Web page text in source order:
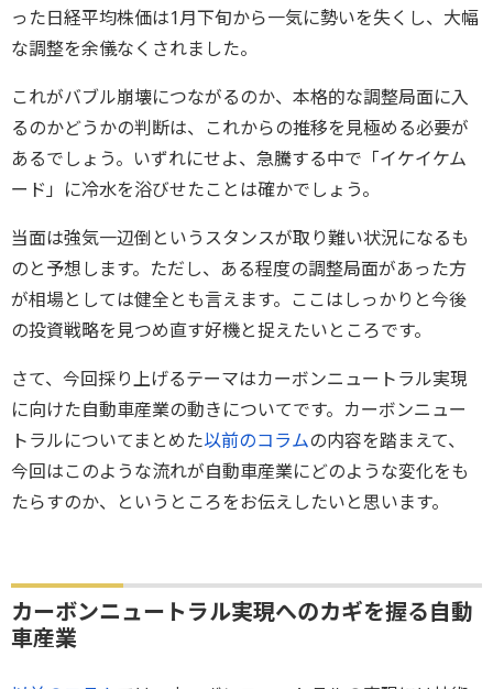
った日経平均株価は1月下旬から一気に勢いを失くし、大幅
な調整を余儀なくされました。
これがバブル崩壊につながるのか、本格的な調整局面に入
るのかどうかの判断は、これからの推移を見極める必要が
あるでしょう。いずれにせよ、急騰する中で「イケイケム
ード」に冷水を浴びせたことは確かでしょう。
当面は強気一辺倒というスタンスが取り難い状況になるも
のと予想します。ただし、ある程度の調整局面があった方
が相場としては健全とも言えます。ここはしっかりと今後
の投資戦略を見つめ直す好機と捉えたいところです。
さて、今回採り上げるテーマはカーボンニュートラル実現
に向けた自動車産業の動きについてです。カーボンニュー
トラルについてまとめた以前のコラムの内容を踏まえて、
今回はこのような流れが自動車産業にどのような変化をも
たらすのか、というところをお伝えしたいと思います。
カーボンニュートラル実現へのカギを握る自動
車産業